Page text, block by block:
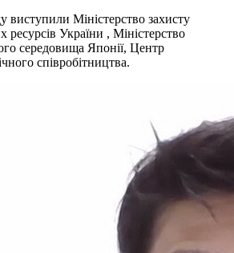
виступили Міністерство захисту
ресурсів України , Міністерство
середовища Японії, Центр
співробітництва.